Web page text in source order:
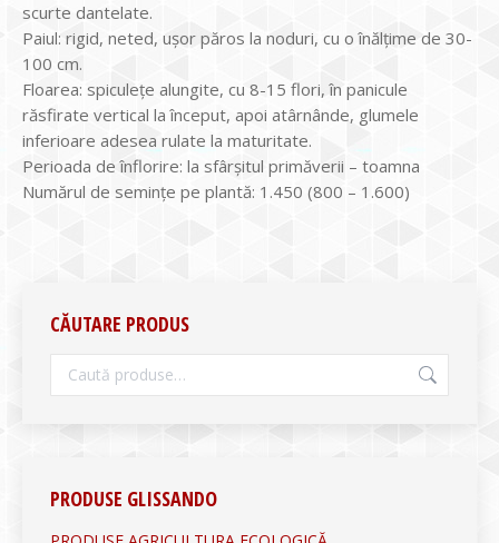
scurte dantelate.
Paiul: rigid, neted, uşor păros la noduri, cu o înălţime de 30-
100 cm.
Floarea: spiculețe alungite, cu 8-15 flori, în panicule
răsfirate vertical la început, apoi atârnânde, glumele
inferioare adesea rulate la maturitate.
Perioada de înflorire: la sfârşitul primăverii – toamna
Numărul de seminţe pe plantă: 1.450 (800 – 1.600)
CĂUTARE PRODUS
PRODUSE GLISSANDO